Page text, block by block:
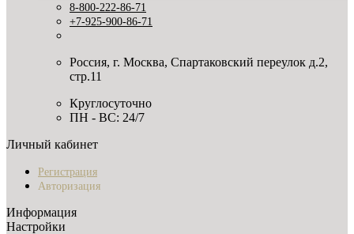
8-800-222-86-71
+7-925-900-86-71
Россия, г. Москва, Спартаковский переулок д.2,
стр.11
Круглосуточно
ПН - ВС: 24/7
Личный кабинет
Регистрация
Авторизация
Информация
Настройки